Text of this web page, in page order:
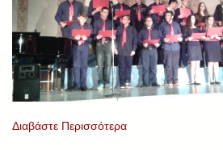
Διαβάστε Περισσότερα